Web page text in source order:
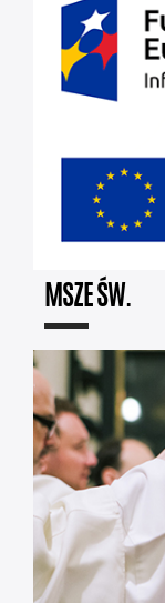
MSZE ŚW.